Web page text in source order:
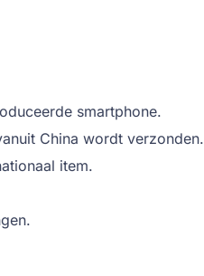
smartphone.
China wordt verzonden.
item.